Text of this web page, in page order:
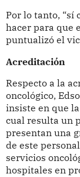
Por lo tanto, “sí
hacer para que
puntualizó el
Acreditación
Respecto a la
oncológico,
insiste en que
cual resulta un
presentan una
de este
servicios
hospitales en